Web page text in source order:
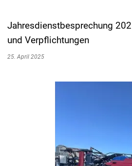
Jahresdienstbesprechung
und Verpflichtungen
25. April 2025